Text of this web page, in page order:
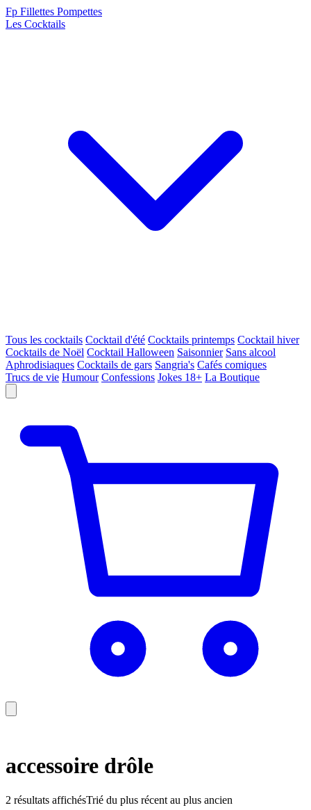
Fp Fillettes Pompettes
Les Cocktails
Tous les cocktails Cocktail d'été Cocktails printemps Cocktail hiver
Cocktails de Noël Cocktail Halloween Saisonnier Sans alcool
Aphrodisiaques Cocktails de gars Sangria's Cafés comiques
Trucs de vie Humour Confessions Jokes 18+ La Boutique
accessoire drôle
2 résultats affichésTrié du plus récent au plus ancien